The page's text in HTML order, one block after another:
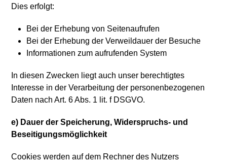
Dies erfolgt:
Bei der Erhebung von Seitenaufrufen
Bei der Erhebung der Verweildauer der Besuche
Informationen zum aufrufenden System
In diesen Zwecken liegt auch unser berechtigtes
Interesse in der Verarbeitung der personenbezogenen
Daten nach Art. 6 Abs. 1 lit. f DSGVO.
e) Dauer der Speicherung, Widerspruchs- und
Beseitigungsmöglichkeit
Cookies werden auf dem Rechner des Nutzers